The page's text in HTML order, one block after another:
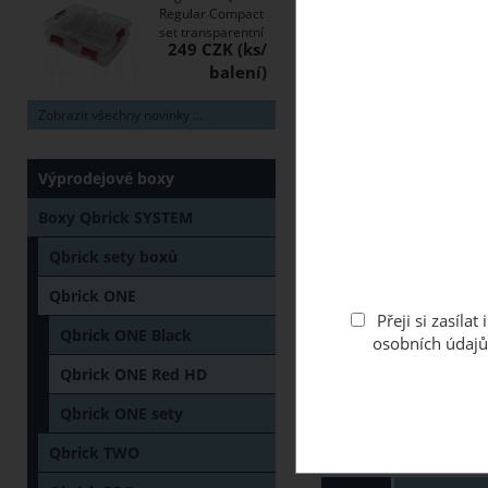
Regular Compact
set transparentní
249 CZK
Zobrazit všechny novinky ...
Výprodejové boxy
Boxy Qbrick SYSTEM
Qbrick sety boxů
Qbrick ONE
Qbrick ONE Black
Qbrick ONE Red HD
Qbrick ONE sety
Qbrick TWO
Přeji si zasílat
osobních údajů